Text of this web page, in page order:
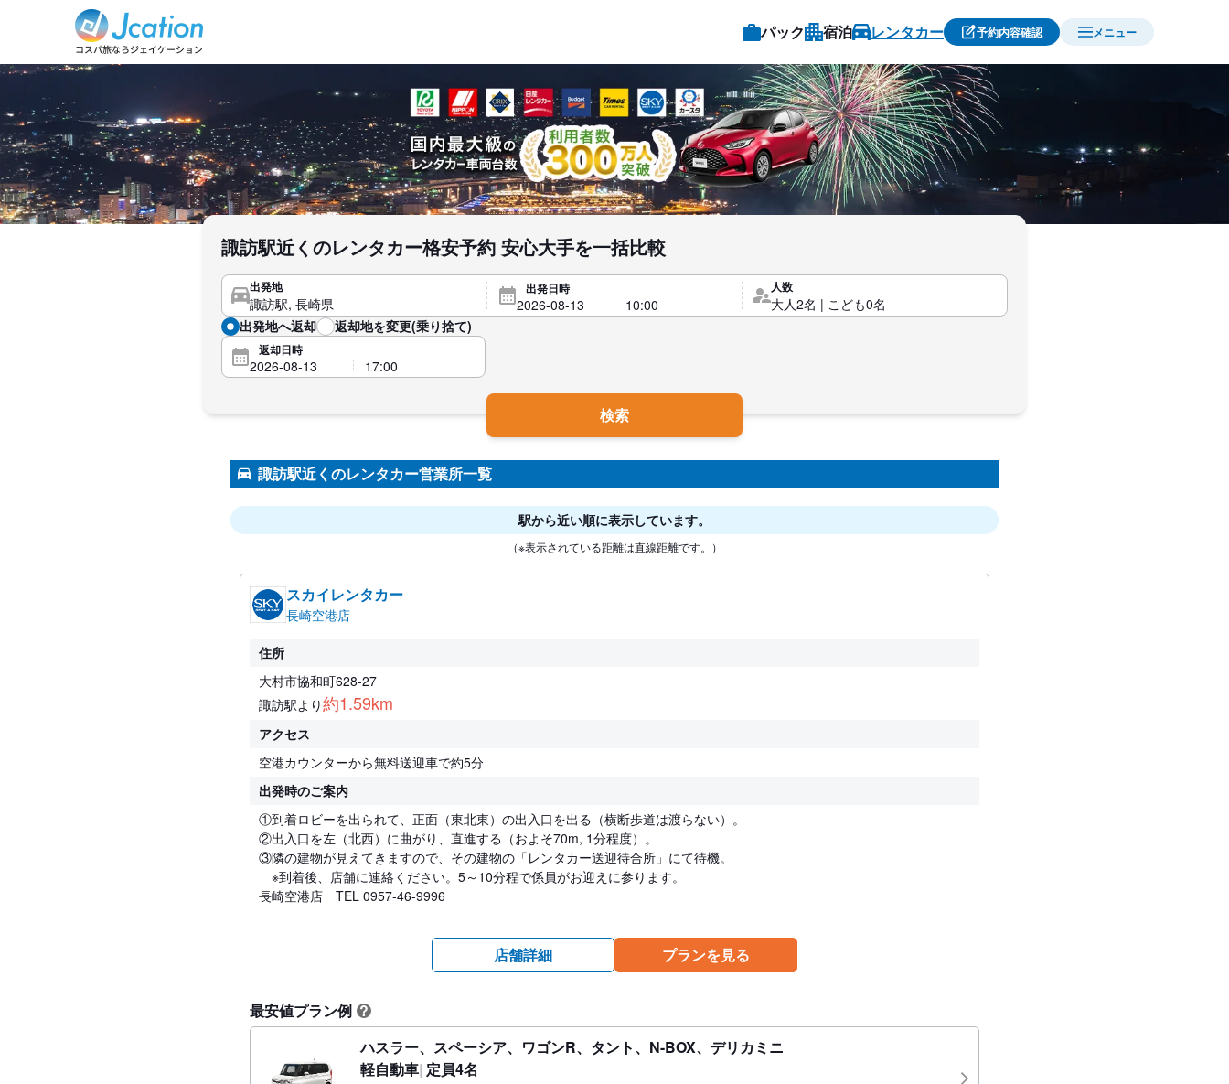
パック 宿泊 レンタカー 予約内容確認 メニュー
諏訪駅近くのレンタカー格安予約 安心大手を一括比較
出発地 出発日時 人数
出発地へ返却 返却地を変更(乗り捨て)
返却日時
検索
諏訪駅近くのレンタカー営業所一覧
駅から近い順に表示しています。
（※表示されている距離は直線距離です。）
スカイレンタカー
長崎空港店
住所
大村市協和町628-27
諏訪駅より約1.59km
アクセス
空港カウンターから無料送迎車で約5分
出発時のご案内
①到着ロビーを出られて、正面（東北東）の出入口を出る（横断歩道は渡らない）。
②出入口を左（北西）に曲がり、直進する（およそ70m, 1分程度）。
③隣の建物が見えてきますので、その建物の「レンタカー送迎待合所」にて待機。
※到着後、店舗に連絡ください。5～10分程で係員がお迎えに参ります。
長崎空港店 TEL 0957-46-9996
店舗詳細 プランを見る
最安値プラン例 ?
ハスラー、スペーシア、ワゴンR、タント、N-BOX、デリカミニ
軽自動車 定員4名